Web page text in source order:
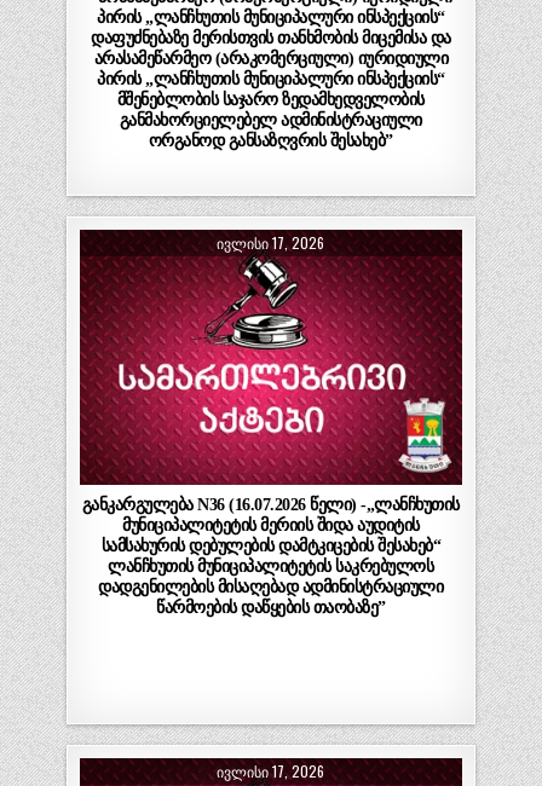
პირის „ლანჩხუთის მუნიციპალური ინსპექციის“
დაფუძნებაზე მერისთვის თანხმობის მიცემისა და
არასამეწარმეო (არაკომერციული) იურიდიული
პირის „ლანჩხუთის მუნიციპალური ინსპექციის“
მშენებლობის საჯარო ზედამხედველობის
განმახორციელებელ ადმინისტრაციული
ორგანოდ განსაზღვრის შესახებ”
ᲘᲕᲚᲘᲡᲘ 17, 2026
განკარგულება N36 (16.07.2026 წელი) -„ლანჩხუთის
მუნიციპალიტეტის მერიის შიდა აუდიტის
სამსახურის დებულების დამტკიცების შესახებ“
ლანჩხუთის მუნიციპალიტეტის საკრებულოს
დადგენილების მისაღებად ადმინისტრაციული
წარმოების დაწყების თაობაზე”
ᲘᲕᲚᲘᲡᲘ 17, 2026